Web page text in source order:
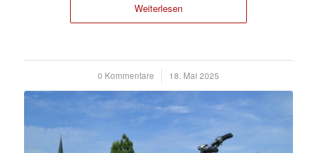
Weiterlesen
0 Kommentare
/ 18. Mai 2025